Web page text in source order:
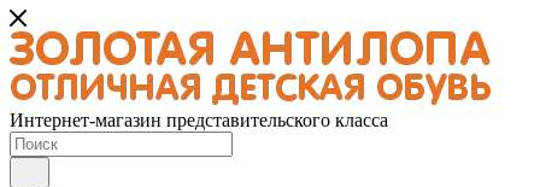
Интернет-магазин представительского класса